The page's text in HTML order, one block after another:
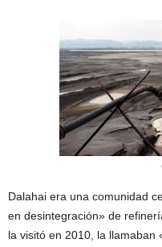
Dalahai era una comunidad
en desintegración» de
la visitó en 2010, la llamaban